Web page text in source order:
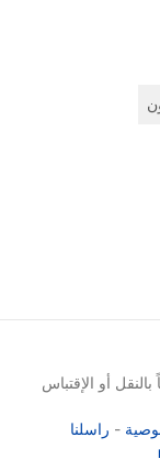
أو الإقتباس
- راسلنا